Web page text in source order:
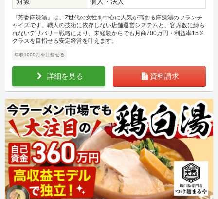
対象 個人・法人
『芳香麻辣湯』は、Z世代の女性を中心に人気が高まる麻辣湯のフランチ
ャイズです。職人の技術に依存しない店舗運営システムと、客席数に縛ら
れないデリバリー戦略により、未経験からでも月商700万円・利益率15％
クラスを目指せる安定経営を叶えます。
年収1000万を目指せる
詳細を見る 資料請求